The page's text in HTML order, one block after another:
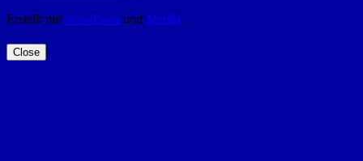
Erstellt mit WordPress und Merlin.
Close